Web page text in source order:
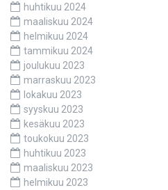
huhtikuu 2024
maaliskuu 2024
helmikuu 2024
tammikuu 2024
joulukuu 2023
marraskuu 2023
lokakuu 2023
syyskuu 2023
kesäkuu 2023
toukokuu 2023
huhtikuu 2023
maaliskuu 2023
helmikuu 2023